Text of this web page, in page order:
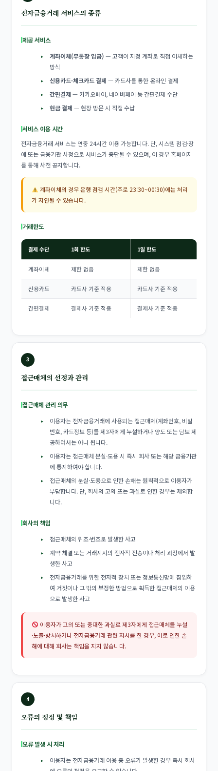
전자금융거래 서비스의 종류
제공 서비스
계좌이체(무통장 입금) — 고객이 지정 계좌로 직접 이체하는
방식
신용카드·체크카드 결제 — 카드사를 통한 온라인 결제
간편결제 — 카카오페이, 네이버페이 등 간편결제 수단
현금 결제 — 현장 방문 시 직접 수납
서비스 이용 시간
전자금융거래 서비스는 연중 24시간 이용 가능합니다. 단, 시스템 점검·장
애 또는 금융기관 사정으로 서비스가 중단될 수 있으며, 이 경우 홈페이지
를 통해 사전 공지합니다.
계좌이체의 경우 은행 점검 시간(주로 23:30~00:30)에는 처리
가 지연될 수 있습니다.
거래한도
결제 수단 1회 한도 1일 한도
계좌이체 제한 없음 제한 없음
신용카드 카드사 기준 적용 카드사 기준 적용
간편결제 결제사 기준 적용 결제사 기준 적용
3
접근매체의 선정과 관리
접근매체 관리 의무
이용자는 전자금융거래에 사용되는 접근매체(계좌번호, 비밀
번호, 카드정보 등)를 제3자에게 누설하거나 양도 또는 담보 제
공하여서는 아니 됩니다.
이용자는 접근매체 분실·도용 시 즉시 회사 또는 해당 금융기관
에 통지하여야 합니다.
접근매체의 분실·도용으로 인한 손해는 원칙적으로 이용자가
부담합니다. 단, 회사의 고의 또는 과실로 인한 경우는 제외합
니다.
회사의 책임
접근매체의 위조·변조로 발생한 사고
계약 체결 또는 거래지시의 전자적 전송이나 처리 과정에서 발
생한 사고
전자금융거래를 위한 전자적 장치 또는 정보통신망에 침입하
여 거짓이나 그 밖의 부정한 방법으로 획득한 접근매체의 이용
으로 발생한 사고
이용자가 고의 또는 중대한 과실로 제3자에게 접근매체를 누설
·노출·방치하거나 전자금융거래 관련 지시를 한 경우, 이로 인한 손
해에 대해 회사는 책임을 지지 않습니다.
4
오류의 정정 및 책임
오류 발생 시 처리
이용자는 전자금융거래 이용 중 오류가 발생한 경우 즉시 회사